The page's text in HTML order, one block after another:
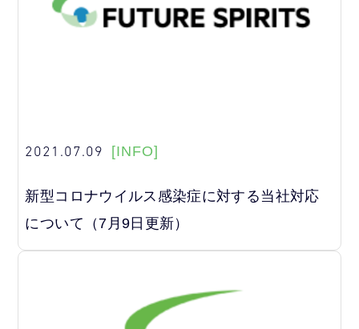
2021.07.09 [INFO]
新型コロナウイルス感染症に対する当社対応
について（7月9日更新）